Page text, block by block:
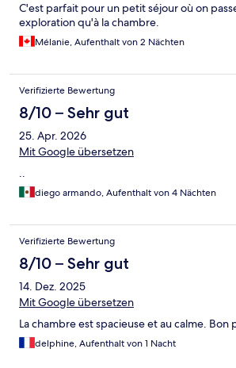
C'est parfait pour un petit séjour où on
exploration qu'à la chambre.
Mélanie, Aufenthalt von 2 Nächten
Verifizierte Bewertung
8/10 – Sehr gut
25. Apr. 2026
Mit Google übersetzen
..
diego armando, Aufenthalt von 4 Nächten
Verifizierte Bewertung
8/10 – Sehr gut
14. Dez. 2025
Mit Google übersetzen
La chambre est spacieuse et au calme.
delphine, Aufenthalt von 1 Nacht